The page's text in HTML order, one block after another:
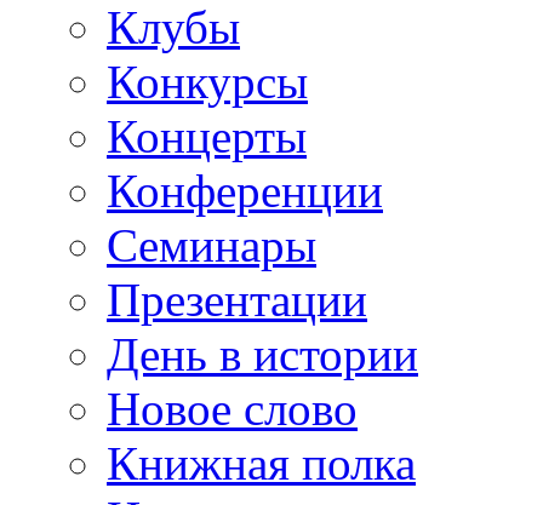
Клубы
Конкурсы
Концерты
Конференции
Семинары
Презентации
День в истории
Новое слово
Книжная полка